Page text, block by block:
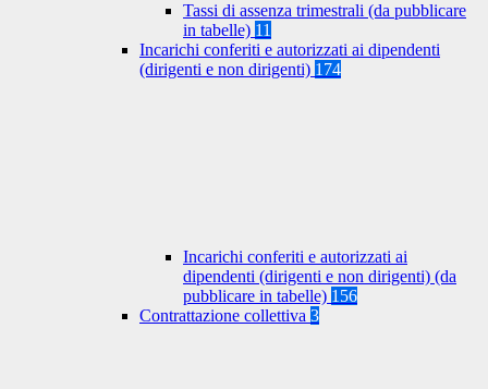
Tassi di assenza trimestrali (da pubblicare
in tabelle) 11
Incarichi conferiti e autorizzati ai dipendenti
(dirigenti e non dirigenti) 174
Incarichi conferiti e autorizzati ai
dipendenti (dirigenti e non dirigenti) (da
pubblicare in tabelle) 156
Contrattazione collettiva 3